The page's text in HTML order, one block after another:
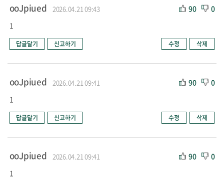
ooJpiued 2026.04.21 09:43 90
0
1
답글달기 신고하기 수정 삭제
ooJpiued 2026.04.21 09:41 90
0
1
답글달기 신고하기 수정 삭제
ooJpiued 2026.04.21 09:41 90
0
1